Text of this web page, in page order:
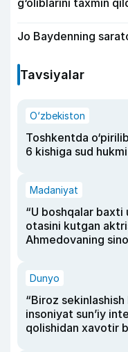
g‘oliblarini taxmin
Jo Baydenning
Tavsiyalar
O‘zbekiston
Toshkentda
6 kishiga sud hukmi
Madaniyat
“U boshqalar baxti
otasini kutgan
Ahmedovaning
Dunyo
“Biroz
insoniyat sun’iy
qolishidan xavotir